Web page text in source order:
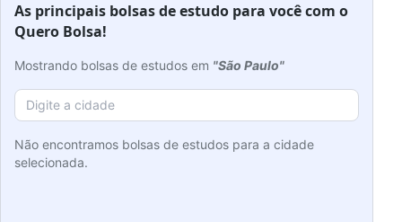
As principais bolsas de estudo para você com o
Quero Bolsa!
Mostrando bolsas de estudos em "São Paulo"
Não encontramos bolsas de estudos para a cidade
selecionada.